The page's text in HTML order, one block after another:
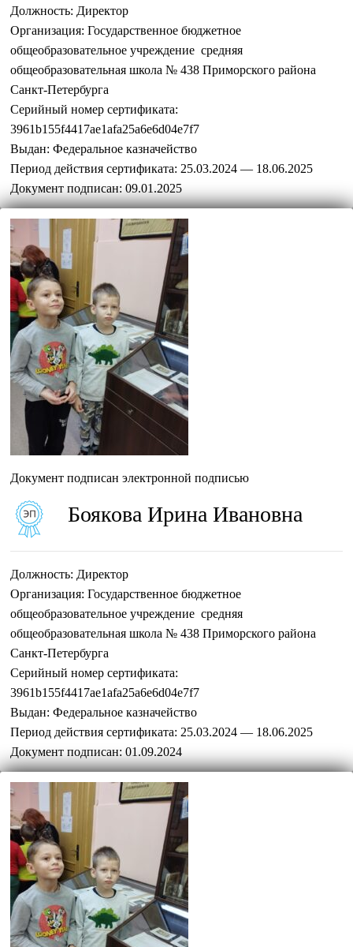
Должность: Директор
Организация: Государственное бюджетное
общеобразовательное учреждение средняя
общеобразовательная школа № 438 Приморского района
Санкт-Петербурга
Серийный номер сертификата:
3961b155f4417ae1afa25a6e6d04e7f7
Выдан: Федеральное казначейство
Период действия сертификата: 25.03.2024 — 18.06.2025
Документ подписан: 09.01.2025
Документ подписан электронной подписью
Боякова Ирина Ивановна
Должность: Директор
Организация: Государственное бюджетное
общеобразовательное учреждение средняя
общеобразовательная школа № 438 Приморского района
Санкт-Петербурга
Серийный номер сертификата:
3961b155f4417ae1afa25a6e6d04e7f7
Выдан: Федеральное казначейство
Период действия сертификата: 25.03.2024 — 18.06.2025
Документ подписан: 01.09.2024